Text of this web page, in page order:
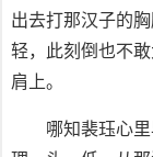
出去打那汉子的
轻，此刻倒也不
肩上。
哪知裴珏心